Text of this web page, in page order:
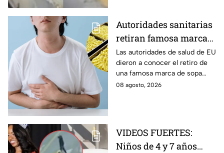
Autoridades sanitarias
retiran famosa marca
de sopa INSTANTÁNEA
por peligroso
ingrediente
Las autoridades de salud de EU
dieron a conocer el retiro de
una famosa marca de sopa
instantánea japonesa por
08 agosto, 2026
VIDEOS FUERTES:
Niños de 4 y 7 años